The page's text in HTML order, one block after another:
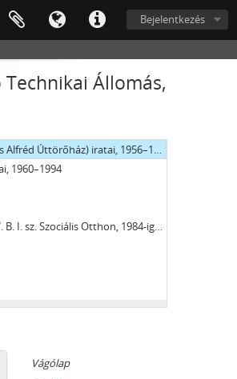
Bejelentkezés
Állomás,
Nevelőotthona) iratai, 1963 - 1993
Általános Iskola), Vác iratai, 1961–1993
Úttörőház) iratai, 1956–1990
1960–1994
Otthon és Városi Gondozási Központ) iratai, 1948–1990
Vágólap